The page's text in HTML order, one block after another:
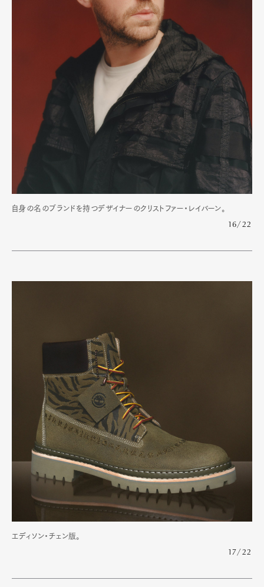
自身の名のブランドを持つデザイナーのクリストファー・レイバーン。
16/22
エディソン・チェン版。
17/22